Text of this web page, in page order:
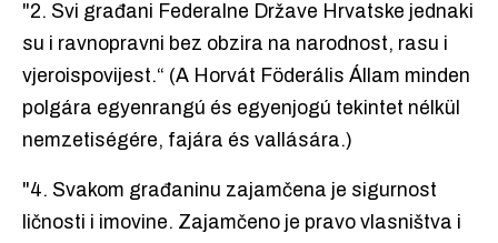
"2. Svi građani Federalne Države Hrvatske jednaki
su i ravnopravni bez obzira na narodnost, rasu i
vjeroispovijest.“ (A Horvát Föderális Állam minden
polgára egyenrangú és egyenjogú tekintet nélkül
nemzetiségére, fajára és vallására.)
"4. Svakom građaninu zajamčena je sigurnost
ličnosti i imovine. Zajamčeno je pravo vlasništva i